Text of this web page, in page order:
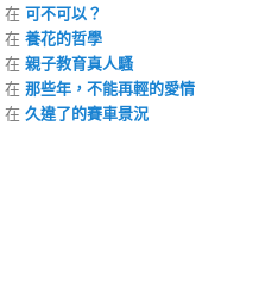
在可不可以？
在養花的哲學
在親子教育真人騷
在那些年，不能再輕的愛情
在久違了的賽車景況